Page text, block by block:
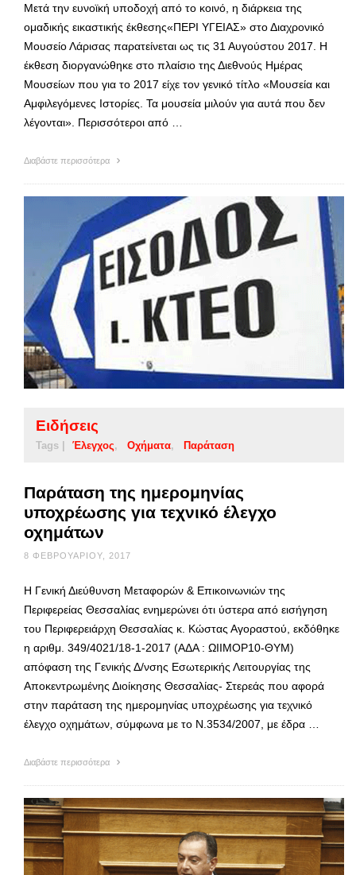
Μετά την ευνοϊκή υποδοχή από το κοινό, η διάρκεια της
ομαδικής εικαστικής έκθεσης«ΠΕΡΙ ΥΓΕΙΑΣ» στο Διαχρονικό
Μουσείο Λάρισας παρατείνεται ως τις 31 Αυγούστου 2017. Η
έκθεση διοργανώθηκε στο πλαίσιο της Διεθνούς Ημέρας
Μουσείων που για το 2017 είχε τον γενικό τίτλο «Μουσεία και
Αμφιλεγόμενες Ιστορίες. Τα μουσεία μιλούν για αυτά που δεν
λέγονται». Περισσότεροι από …
Διαβάστε περισσότερα
Ειδήσεις
Tags | Έλεγχος Οχήματα Παράταση
Παράταση της ημερομηνίας
υποχρέωσης για τεχνικό έλεγχο
οχημάτων
8 ΦΕΒΡΟΥΑΡΊΟΥ, 2017
Η Γενική Διεύθυνση Μεταφορών & Επικοινωνιών της
Περιφερείας Θεσσαλίας ενημερώνει ότι ύστερα από εισήγηση
του Περιφερειάρχη Θεσσαλίας κ. Κώστας Αγοραστού, εκδόθηκε
η αριθμ. 349/4021/18-1-2017 (ΑΔΑ : ΩΙΙΜΟΡ10-ΘΥΜ)
απόφαση της Γενικής Δ/νσης Εσωτερικής Λειτουργίας της
Αποκεντρωμένης Διοίκησης Θεσσαλίας- Στερεάς που αφορά
στην παράταση της ημερομηνίας υποχρέωσης για τεχνικό
έλεγχο οχημάτων, σύμφωνα με το Ν.3534/2007, με έδρα …
Διαβάστε περισσότερα